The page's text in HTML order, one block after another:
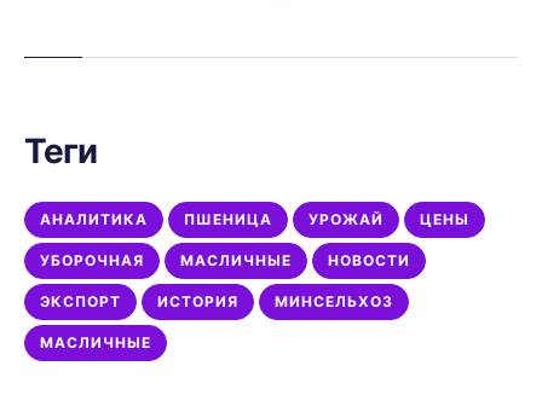
Теги
АНАЛИТИКА ПШЕНИЦА УРОЖАЙ ЦЕНЫ
УБОРОЧНАЯ МАСЛИЧНЫЕ НОВОСТИ
ЭКСПОРТ ИСТОРИЯ МИНСЕЛЬХОЗ
МАСЛИЧНЫЕ